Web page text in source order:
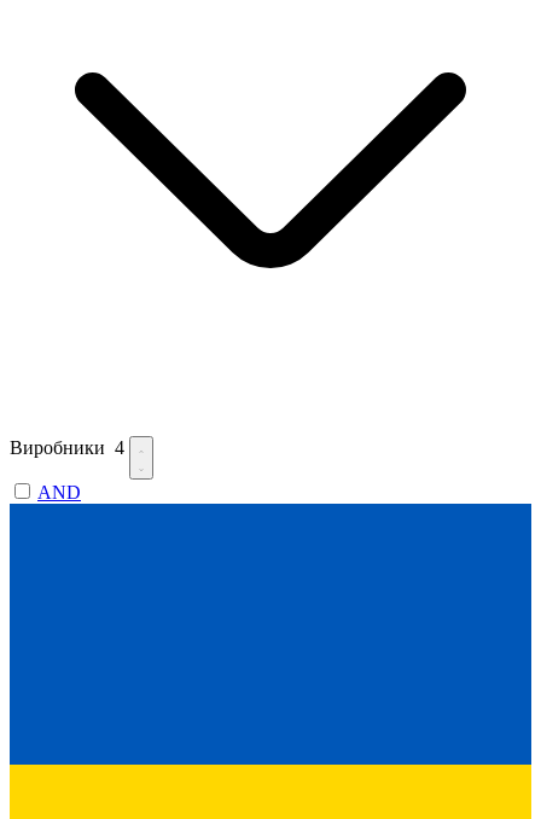
Виробники 4
AND